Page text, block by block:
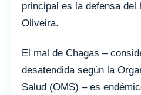
principal es la defensa del
Oliveira.
El mal de Chagas –
desatendida según la
Salud (OMS) – es